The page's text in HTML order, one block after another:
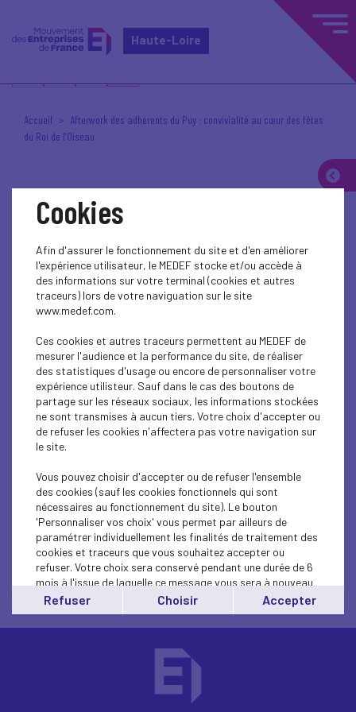
Haute-Loire
Accueil
Afterwork des adhérents du Puy : convivialité au cœur des fêtes
du Roi de l’Oiseau
Afterwork des
adhérents du Puy :
convivialité au cœur
des fêtes du Roi de
l’Oiseau
ARTICLE RÉSERVÉ
Veuillez vous connecter pour accéder à son contenu
Se connecter
Cookies
Afin d'assurer le fonctionnement du site et d'en améliorer
l'expérience utilisateur, le MEDEF stocke et/ou accède à
des informations sur votre terminal (cookies et autres
traceurs) lors de votre naviguation sur le site
www.medef.com.
Ces cookies et autres traceurs permettent au MEDEF de
mesurer l'audience et la performance du site, de réaliser
des statistiques d'usage ou encore de personnaliser votre
expérience utilisteur. Sauf dans le cas des boutons de
partage sur les réseaux sociaux, les informations stockées
ne sont transmises à aucun tiers. Votre choix d'accepter ou
de refuser les cookies n'affectera pas votre navigation sur
le site.
Vous pouvez choisir d'accepter ou de refuser l'ensemble
des cookies (sauf les cookies fonctionnels qui sont
nécessaires au fonctionnement du site). Le bouton
'Personnaliser vos choix' vous permet par ailleurs de
paramétrer individuellement les finalités de traitement des
cookies et traceurs que vous souhaitez accepter ou
refuser. Votre choix sera conservé pendant une durée de 6
mois à l'issue de laquelle ce message vous sera à nouveau
affiché..
Vous pouvez modifier votre choix à tout moment en
cliquant sur le lien'cookies'en bas de page.
Refuser Choisir Accepter